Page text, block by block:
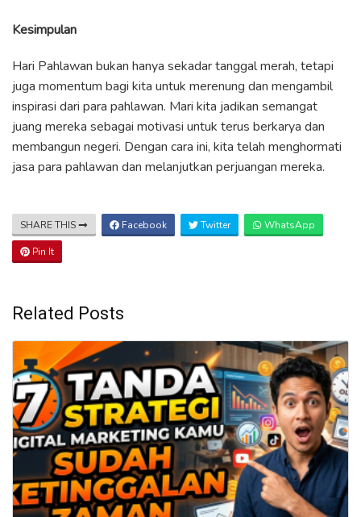
Kesimpulan
Hari Pahlawan bukan hanya sekadar tanggal merah, tetapi
juga momentum bagi kita untuk merenung dan mengambil
inspirasi dari para pahlawan. Mari kita jadikan semangat
juang mereka sebagai motivasi untuk terus berkarya dan
membangun negeri. Dengan cara ini, kita telah menghormati
jasa para pahlawan dan melanjutkan perjuangan mereka.
SHARE THIS Facebook Twitter WhatsApp
Pin It
Related Posts